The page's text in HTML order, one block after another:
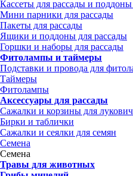
Кассеты для рассады и
Мини парники для рассады
Пакеты для рассады
Ящики и поддоны для рассады
Горшки и наборы для рассады
Фитолампы и таймеры
Подставки и провода для
Таймеры
Фитолампы
Аксессуары для рассады
Сажалки и корзины для
Бирки и таблички
Сажалки и сеялки для семян
Семена
Семена
Травы для животных